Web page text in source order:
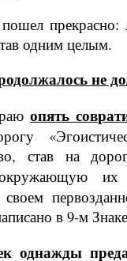
одним целым.
не
опять
став на
их
своем
в 9-м
однажды